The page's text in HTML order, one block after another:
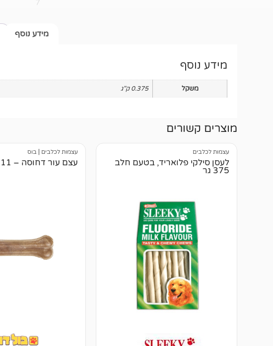
7
מידע נוסף
מידע נוסף
משקל 0.375 ק"ג
מוצרים קשורים
עצמות לכלבים
לעסן סילקי פלואריד, בטעם חלב
375 גר
עצמות לכלבים | בוס
עצם עור דחוסה – 11 ס"מ